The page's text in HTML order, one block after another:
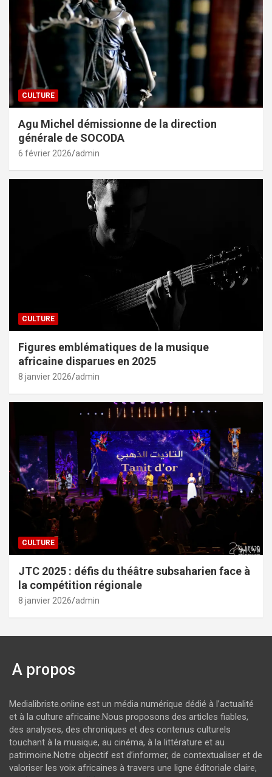
CULTURE
Agu Michel démissionne de la direction
générale de SOCODA
6 février 2026 admin
CULTURE
Figures emblématiques de la musique
africaine disparues en 2025
8 janvier 2026 admin
CULTURE
JTC 2025 : défis du théâtre subsaharien face à
la compétition régionale
8 janvier 2026 admin
A propos
Medialibriste.online est un média numérique dédié à l’actualité
et à la culture africaine.Nous proposons des articles fiables,
des analyses, des chroniques et des contenus culturels
touchant à la musique, au cinéma, à la littérature et au
patrimoine.Notre objectif est d’informer, de contextualiser et de
valoriser les voix africaines à travers une ligne éditoriale claire,